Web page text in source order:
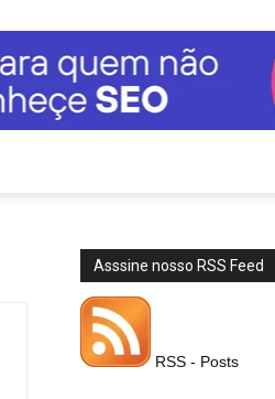
Asssine nosso RSS Feed
RSS - Posts